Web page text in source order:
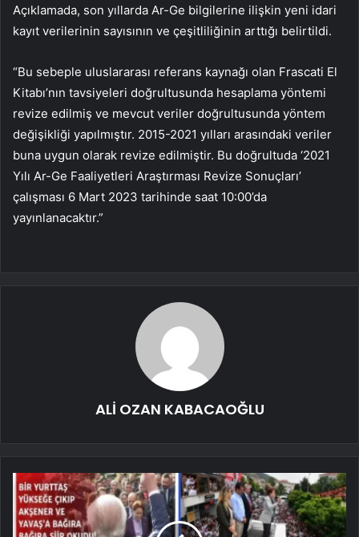
Açıklamada, son yıllarda Ar-Ge bilgilerine ilişkin yeni idari
kayıt verilerinin sayısının ve çeşitliliğinin arttığı belirtildi.
“Bu sebeple uluslararası referans kaynağı olan Frascati El
Kitabı’nın tavsiyeleri doğrultusunda hesaplama yöntemi
revize edilmiş ve mevcut veriler doğrultusunda yöntem
değişikliği yapılmıştır. 2015-2021 yılları arasındaki veriler
buna uygun olarak revize edilmiştir. Bu doğrultuda ‘2021
Yılı Ar-Ge Faaliyetleri Araştırması Revize Sonuçları’
çalışması 6 Mart 2023 tarihinde saat 10:00’da
yayınlanacaktır.”
ALİ OZAN KABACAOĞLU